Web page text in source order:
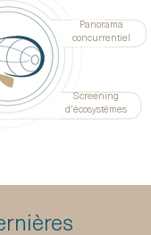
Panorama
concurrentiel
Screening
d'écosystèmes